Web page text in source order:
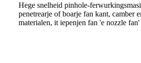
Hege snelheid pinhole-
penetrearje of boarje fan kant, camber
materialen, it iepenjen fan 'e nozzle